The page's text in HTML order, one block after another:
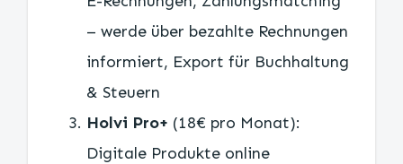
– werde über bezahlte Rechnungen
informiert, Export für Buchhaltung
& Steuern
Holvi Pro+ (18€ pro Monat):
Digitale Produkte online